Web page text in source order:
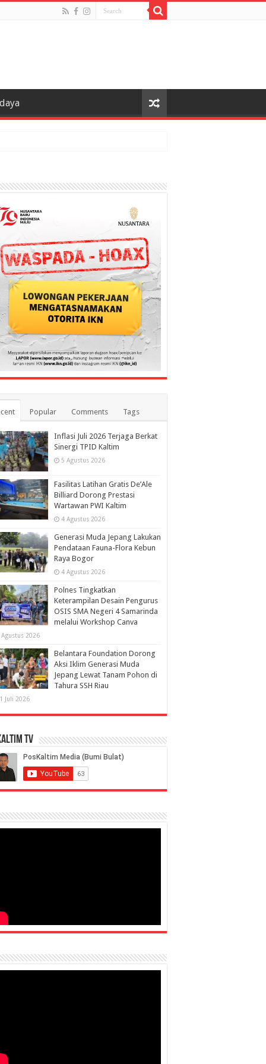
Popular Comments Tags
Inflasi Juli 2026 Terjaga Berkat
Sinergi TPID Kaltim
5 Agustus 2026
Fasilitas Latihan Gratis De’Ale
Billiard Dorong Prestasi
Wartawan PWI Kaltim
4 Agustus 2026
Generasi Muda Jepang Lakukan
Pendataan Fauna-Flora Kebun
Raya Bogor
4 Agustus 2026
Polnes Tingkatkan
Keterampilan Desain Pengurus
OSIS SMA Negeri 4 Samarinda
melalui Workshop Canva
Agustus 2026
Belantara Foundation Dorong
Aksi Iklim Generasi Muda
Jepang Lewat Tanam Pohon di
Tahura SSH Riau
Juli 2026
TV